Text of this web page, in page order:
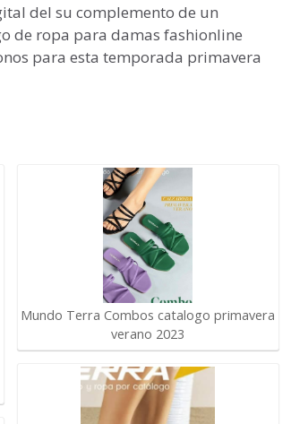
del su complemento de un
de ropa para damas fashionline
para esta temporada primavera
Mundo Terra Combos catalogo primavera
verano 2023